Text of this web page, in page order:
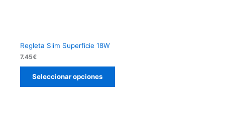
Regleta Slim Superficie 18W
7.45€
Seleccionar opciones